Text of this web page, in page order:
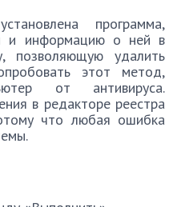
​​программа,
и информацию о ней в
позволяющую удалить
этот метод,
от антивируса.
в редакторе реестра
что любая ошибка